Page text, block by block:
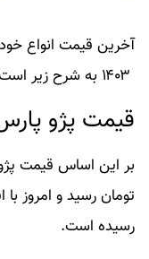
قیمت پژو
رسیده است.